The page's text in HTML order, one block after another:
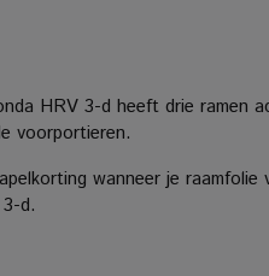
HRV 3-d heeft drie ramen
voorportieren.
wanneer je raamfolie
d.